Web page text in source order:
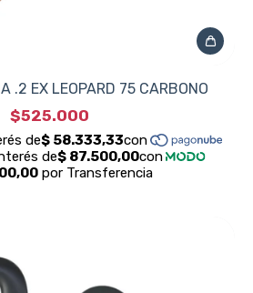
.2 EX LEOPARD 75 CARBONO
$525.000